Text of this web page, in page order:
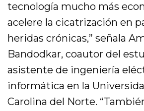
tecnología mucho más
acelere la cicatrización en
heridas crónicas,” señala
Bandodkar, coautor del
asistente de ingeniería
informática en la
Carolina del Norte.